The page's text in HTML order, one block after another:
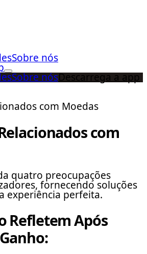
Sobre nós
Sobre nósDescarrega a app
com Moedas
com
quatro preocupações
fornecendo soluções
experiência perfeita.
Refletem Após